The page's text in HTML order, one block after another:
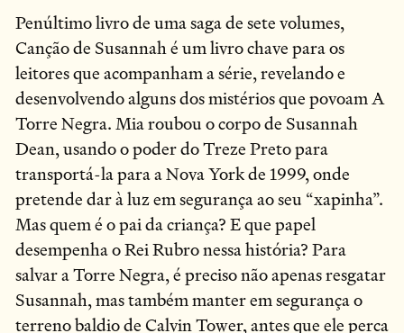
Penúltimo livro de uma saga de sete volumes,
Canção de Susannah é um livro chave para os
leitores que acompanham a série, revelando e
desenvolvendo alguns dos mistérios que povoam A
Torre Negra. Mia roubou o corpo de Susannah
Dean, usando o poder do Treze Preto para
transportá-la para a Nova York de 1999, onde
pretende dar à luz em segurança ao seu “xapinha”.
Mas quem é o pai da criança? E que papel
desempenha o Rei Rubro nessa história? Para
salvar a Torre Negra, é preciso não apenas resgatar
Susannah, mas também manter em segurança o
terreno baldio de Calvin Tower, antes que ele perca